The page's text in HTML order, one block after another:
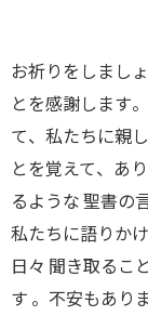
お祈りをしまし
とを感謝します。
て、 私たちに親
と を覚えて、 あ
るような 聖書の
私たちに語りか
日々 聞き取るこ
す 。 不安もあり